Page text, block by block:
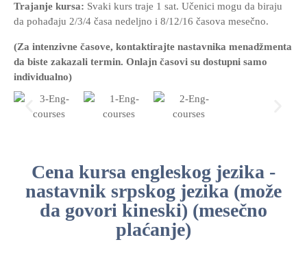
Trajanje kursa: Svaki kurs traje 1 sat. Učenici mogu da biraju
da pohađaju 2/3/4 časa nedeljno i 8/12/16 časova mesečno.
(Za intenzivne časove, kontaktirajte nastavnika menadžmenta
da biste zakazali termin. Onlajn časovi su dostupni samo
individualno)
Cena kursa engleskog jezika -
nastavnik srpskog jezika (može
da govori kineski) (mesečno
plaćanje)